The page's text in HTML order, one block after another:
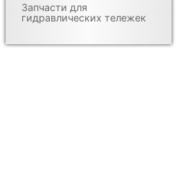
Запчасти для
гидравлических тележек